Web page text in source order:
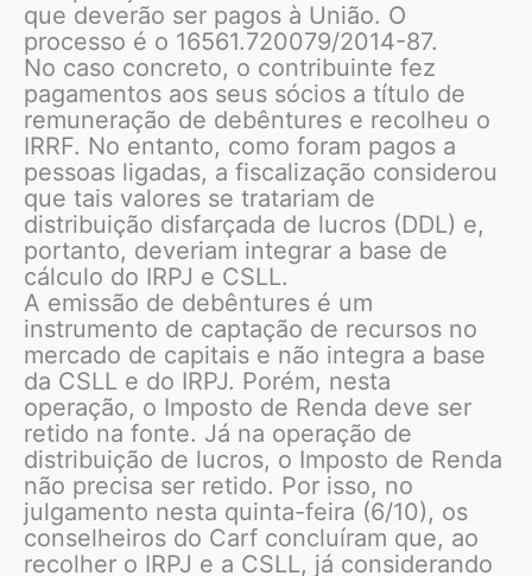
que deverão ser pagos à União. O
processo é o 16561.720079/2014-87.
No caso concreto, o contribuinte fez
pagamentos aos seus sócios a título de
remuneração de debêntures e recolheu o
IRRF. No entanto, como foram pagos a
pessoas ligadas, a fiscalização considerou
que tais valores se tratariam de
distribuição disfarçada de lucros (DDL) e,
portanto, deveriam integrar a base de
cálculo do IRPJ e CSLL.
A emissão de debêntures é um
instrumento de captação de recursos no
mercado de capitais e não integra a base
da CSLL e do IRPJ. Porém, nesta
operação, o Imposto de Renda deve ser
retido na fonte. Já na operação de
distribuição de lucros, o Imposto de Renda
não precisa ser retido. Por isso, no
julgamento nesta quinta-feira (6/10), os
conselheiros do Carf concluíram que, ao
recolher o IRPJ e a CSLL, já considerando